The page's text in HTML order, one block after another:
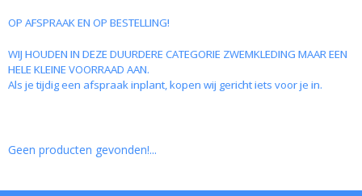
OP AFSPRAAK EN OP BESTELLING!
WIJ HOUDEN IN DEZE DUURDERE CATEGORIE ZWEMKLEDING MAAR EEN
HELE KLEINE VOORRAAD AAN.
Als je tijdig een afspraak inplant, kopen wij gericht iets voor je in.
Geen producten gevonden!...